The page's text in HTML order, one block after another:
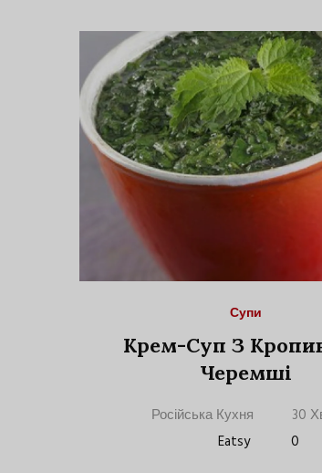
Супи
Крем-Суп З
Черемші
Російська Кухня
30
Eatsy
0